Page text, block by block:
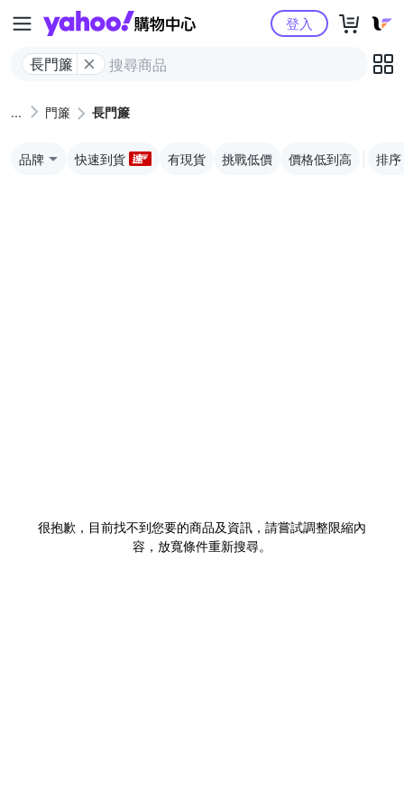
Yahoo購物中心
長門簾
登入
門簾 長門簾
品牌 快速到貨 有現貨 挑戰低價 價格低到高 排序
很抱歉，目前找不到您要的商品及資訊，請嘗試調整限縮內
容，放寬條件重新搜尋。